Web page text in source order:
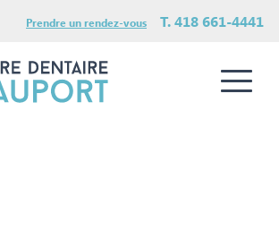
Prendre un rendez-vous T. 418 661-4441